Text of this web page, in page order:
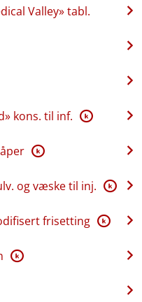
Valley» tabl.
kons. til inf. K
K
og væske til inj. K
frisetting K
K